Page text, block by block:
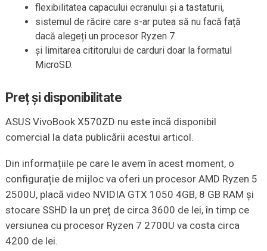
flexibilitatea capacului ecranului și a tastaturii,
sistemul de răcire care s-ar putea să nu facă față
dacă alegeți un procesor Ryzen 7
și limitarea cititorului de carduri doar la formatul
MicroSD.
Preț și disponibilitate
ASUS VivoBook X570ZD nu este încă disponibil
comercial la data publicării acestui articol.
Din informațiile pe care le avem în acest moment, o
configurație de mijloc va oferi un procesor AMD Ryzen 5
2500U, placă video NVIDIA GTX 1050 4GB, 8 GB RAM și
stocare SSHD la un preț de circa 3600 de lei, în timp ce
versiunea cu procesor Ryzen 7 2700U va costa circa
4200 de lei.